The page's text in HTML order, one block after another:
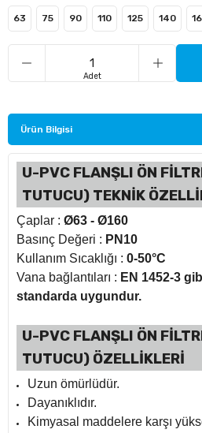
63 75 90 110 125 140
Adet
Ürün Bilgisi
U-PVC FLANŞLI ÖN
TUTUCU) TEKNİK
Çaplar : Ø63 - Ø160
Basınç Değeri : PN10
Kullanım Sıcaklığı : 0-50°C
Vana bağlantıları : EN 1452-3
standarda uygundur.
U-PVC FLANŞLI ÖN
TUTUCU) ÖZELLİKLERİ
Uzun ömürlüdür.
Dayanıklıdır.
Kimyasal maddelere karşı